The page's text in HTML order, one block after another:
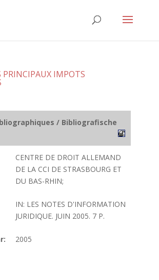
PRINCIPAUX IMPOTS
/ Bibliografische
CENTRE DE DROIT ALLEMAND
DE LA CCI DE STRASBOURG ET
DU BAS-RHIN;
IN: LES NOTES D'INFORMATION
JURIDIQUE. JUIN 2005. 7 P.
2005